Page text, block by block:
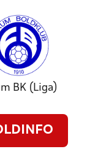
BK (Liga)